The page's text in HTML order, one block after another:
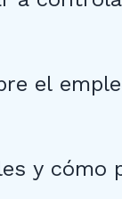
el
y cómo